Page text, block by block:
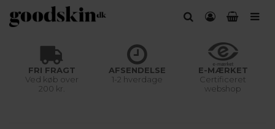
FRI FRAGT
Ved køb over
200 kr.
AFSENDELSE
1-2 hverdage
E-MÆRKET
Certificeret
webshop